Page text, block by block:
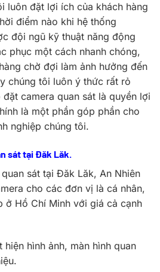
luôn đặt lợi ích của khách hàng
điểm nào khi hệ thống
đội ngũ kỹ thuật năng động
phục một cách nhanh chóng,
chờ đợi làm ảnh hưởng đến
chúng tôi luôn ý thức rất rỏ
camera quan sát là quyền lợi
là một phần góp phần cho
nghiệp chúng tôi.
sát tại Đăk Lăk.
sát tại Đăk Lăk, An Nhiên
cho các đơn vị là cá nhân,
ở Hồ Chí Minh với giá cả cạnh
hiện hình ảnh, màn hình quan